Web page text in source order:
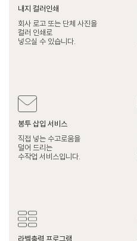
내지 컬러인쇄
회사 로고 또는 단체 사진을
컬러 인쇄로
넣으실 수 있습니다.
봉투 삽입 서비스
직접 넣는 수고로움을
덜어 드리는
수작업 서비스입니다.
라벨출력 프로그램